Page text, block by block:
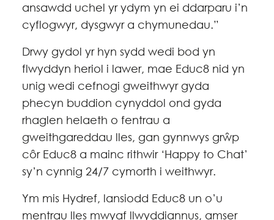
ansawdd uchel yr ydym yn ei ddarparu i’n
cyflogwyr, dysgwyr a chymunedau.”
Drwy gydol yr hyn sydd wedi bod yn
flwyddyn heriol i lawer, mae Educ8 nid yn
unig wedi cefnogi gweithwyr gyda
phecyn buddion cynyddol ond gyda
rhaglen helaeth o fentrau a
gweithgareddau lles, gan gynnwys grŵp
côr Educ8 a mainc rithwir ‘Happy to Chat’
sy’n cynnig 24/7 cymorth i weithwyr.
Ym mis Hydref, lansiodd Educ8 un o’u
mentrau lles mwyaf llwyddiannus, amser